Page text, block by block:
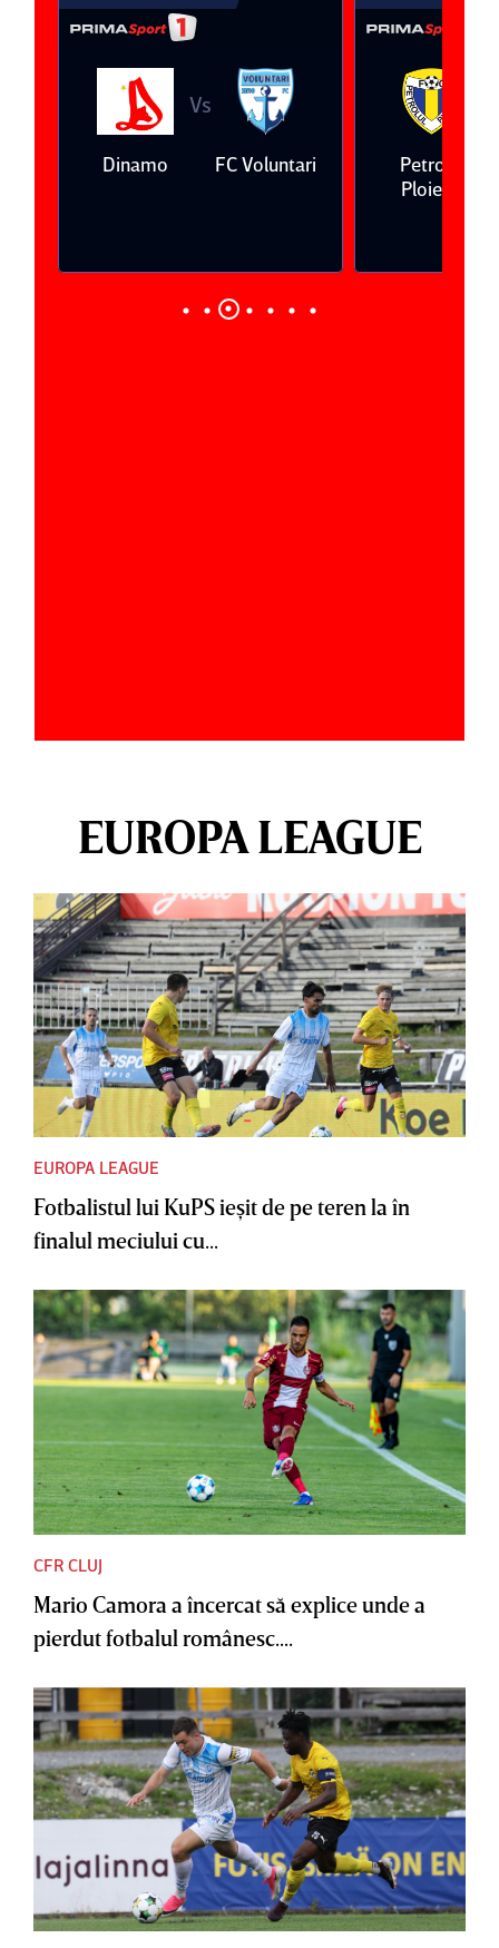
Dinamo
Vs
FC Voluntari
Petrolul
Ploieşti
EUROPA LEAGUE
EUROPA LEAGUE
Fotbalistul lui KuPS ieşit de pe teren la în
finalul meciului cu...
CFR CLUJ
Mario Camora a încercat să explice unde a
pierdut fotbalul românesc....